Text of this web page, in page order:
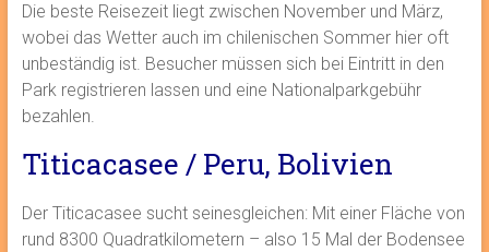
Die beste Reisezeit liegt zwischen November und März,
wobei das Wetter auch im chilenischen Sommer hier oft
unbeständig ist. Besucher müssen sich bei Eintritt in den
Park registrieren lassen und eine Nationalparkgebühr
bezahlen.
Titicacasee / Peru, Bolivien
Der Titicacasee sucht seinesgleichen: Mit einer Fläche von
rund 8300 Quadratkilometern – also 15 Mal der Bodensee